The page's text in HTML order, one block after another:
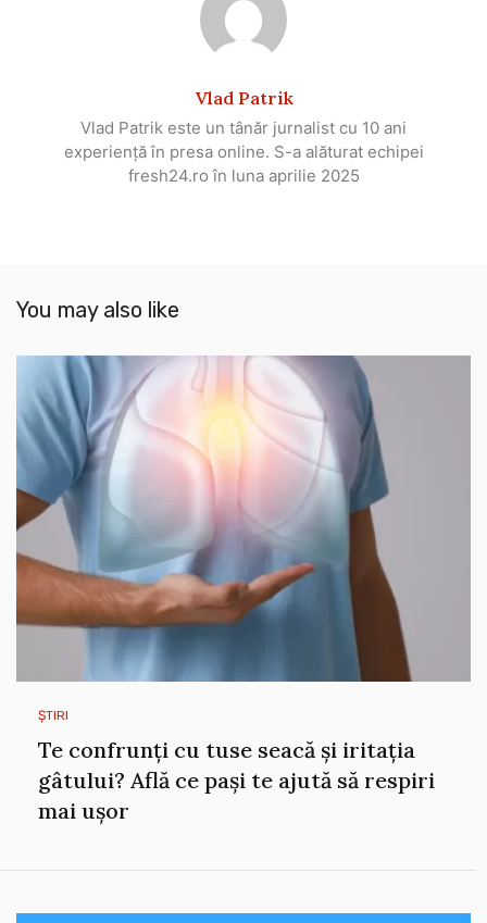
Vlad Patrik
Vlad Patrik este un tânăr jurnalist cu 10 ani
experiență în presa online. S-a alăturat echipei
fresh24.ro în luna aprilie 2025
You may also like
ȘTIRI
Te confrunți cu tuse seacă și iritația
gâtului? Află ce pași te ajută să respiri
mai ușor